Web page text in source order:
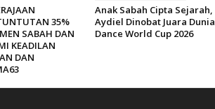
35%
SABAH DAN
KEADILAN
DAN
Anak Sabah Cipta Sejarah,
Aydiel Dinobat Juara Dunia
Dance World Cup 2026